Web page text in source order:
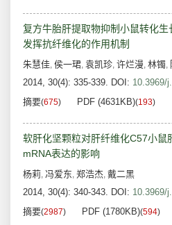
复方牛胎肝提取物抑制小鼠转化
发挥抗纤维化的作用机制
朱慧佳, 侯一珺, 袁凯珍, 许烂漫, 林镯,
2014, 30(4): 335-339. DOI: 10.3969/
摘要(675) PDF (4631KB)(193)
软肝化坚颗粒对肝纤维化C57小
mRNA表达的影响
杨莉, 冯爱东, 郑浩杰, 戴二黑
2014, 30(4): 340-343. DOI: 10.3969/
摘要(2987) PDF (1780KB)(594)